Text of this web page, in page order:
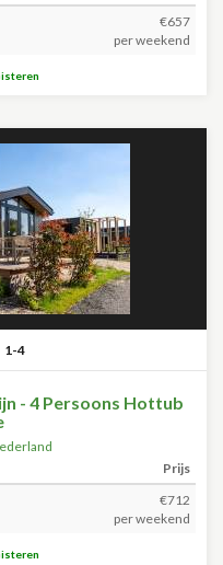
€657
per weekend
1-4
- 4 Persoons Hottub
Prijs
€712
per weekend